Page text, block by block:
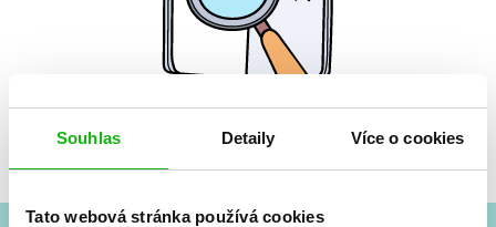
Souhlas Detaily Více o cookies
Tato webová stránka používá cookies
Žádné knihy nenalezeny.